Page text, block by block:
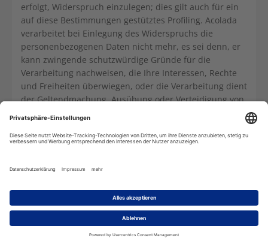
erfolgt, Widerspruch einzulegen; dies gilt auch für ein
auf diese Bestimmungen gestütztes Profiling. Acolada
verarbeitet bei Einlegung des Widerspruchs die
personenbezogenen Daten nicht mehr, es sei denn, er
kann zwingende schutzwürdige Gründe für die
Verarbeitung nachweisen, die Ihre Interessen, Rechte
und Freiheiten überwiegen, oder die Verarbeitung dient
der Geltendmachung, Ausübung oder Verteidigung von
Rechtsansprüchen.
Widerspruchsrecht bei Direktwerbung
Sie das Recht, jederzeit Widerspruch gegen die
Verarbeitung Sie betreffender personenbezogener
Daten zum Zwecke derartiger Werbung einzulegen; dies
gilt auch für das Profiling, soweit es mit solcher